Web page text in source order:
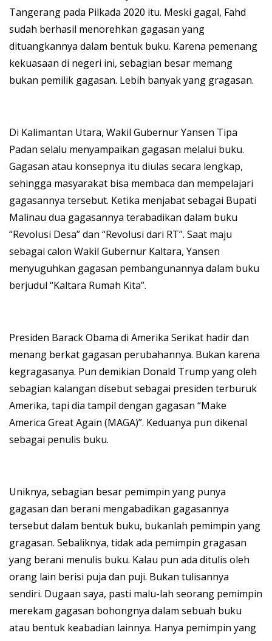
Tangerang pada Pilkada 2020 itu. Meski gagal, Fahd
sudah berhasil menorehkan gagasan yang
dituangkannya dalam bentuk buku. Karena pemenang
kekuasaan di negeri ini, sebagian besar memang
bukan pemilik gagasan. Lebih banyak yang gragasan.
Di Kalimantan Utara, Wakil Gubernur Yansen Tipa
Padan selalu menyampaikan gagasan melalui buku.
Gagasan atau konsepnya itu diulas secara lengkap,
sehingga masyarakat bisa membaca dan mempelajari
gagasannya tersebut. Ketika menjabat sebagai Bupati
Malinau dua gagasannya terabadikan dalam buku
“Revolusi Desa” dan “Revolusi dari RT”. Saat maju
sebagai calon Wakil Gubernur Kaltara, Yansen
menyuguhkan gagasan pembangunannya dalam buku
berjudul “Kaltara Rumah Kita”.
Presiden Barack Obama di Amerika Serikat hadir dan
menang berkat gagasan perubahannya. Bukan karena
kegragasanya. Pun demikian Donald Trump yang oleh
sebagian kalangan disebut sebagai presiden terburuk
Amerika, tapi dia tampil dengan gagasan “Make
America Great Again (MAGA)”. Keduanya pun dikenal
sebagai penulis buku.
Uniknya, sebagian besar pemimpin yang punya
gagasan dan berani mengabadikan gagasannya
tersebut dalam bentuk buku, bukanlah pemimpin yang
gragasan. Sebaliknya, tidak ada pemimpin gragasan
yang berani menulis buku. Kalau pun ada ditulis oleh
orang lain berisi puja dan puji. Bukan tulisannya
sendiri. Dugaan saya, pasti malu-lah seorang pemimpin
merekam gagasan bohongnya dalam sebuah buku
atau bentuk keabadian lainnya. Hanya pemimpin yang